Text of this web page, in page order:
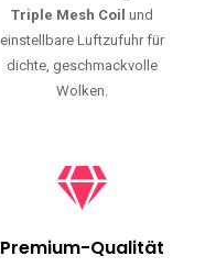
Triple Mesh Coil und
einstellbare Luftzufuhr für
dichte, geschmackvolle
Wolken.
Premium-Qualität